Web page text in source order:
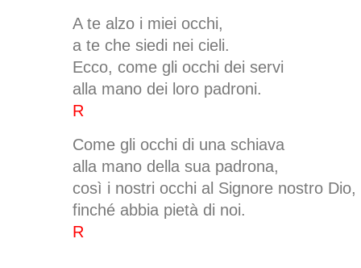
A te alzo i miei occhi,
a te che siedi nei cieli.
Ecco, come gli occhi dei servi
alla mano dei loro padroni.
R
Come gli occhi di una schiava
alla mano della sua padrona,
così i nostri occhi al Signore nostro Dio,
finché abbia pietà di noi.
R